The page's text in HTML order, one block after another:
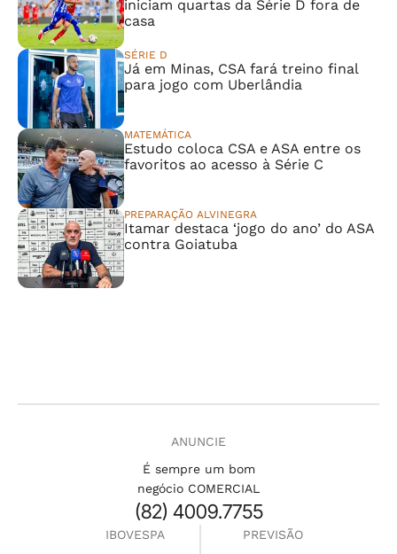
iniciam quartas da Série D fora de
casa
SÉRIE D
Já em Minas, CSA fará treino final
para jogo com Uberlândia
MATEMÁTICA
Estudo coloca CSA e ASA entre os
favoritos ao acesso à Série C
PREPARAÇÃO ALVINEGRA
Itamar destaca ‘jogo do ano’ do ASA
contra Goiatuba
ANUNCIE
É sempre um bom
negócio COMERCIAL
(82) 4009.7755
IBOVESPA
PREVISÃO